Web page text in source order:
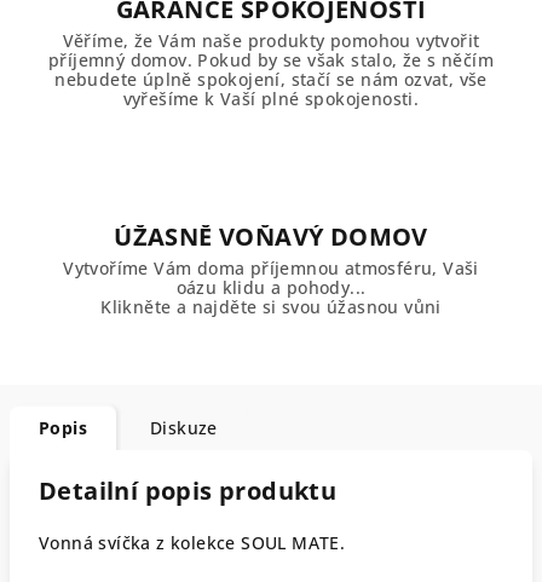
GARANCE SPOKOJENOSTI
Věříme, že Vám naše produkty pomohou vytvořit
příjemný domov. Pokud by se však stalo, že s něčím
nebudete úplně spokojení, stačí se nám ozvat, vše
vyřešíme k Vaší plné spokojenosti.
ÚŽASNĚ VOŇAVÝ DOMOV
Vytvoříme Vám doma příjemnou atmosféru, Vaši
oázu klidu a pohody...
Klikněte a najděte si svou úžasnou vůni
Popis Diskuze
Detailní popis produktu
Vonná svíčka z kolekce SOUL MATE.